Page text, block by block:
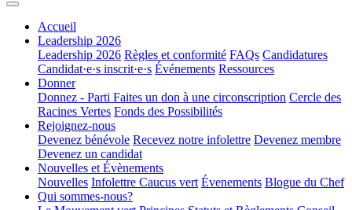
Accueil
Leadership 2026
Leadership 2026 Règles et conformité FAQs Candidatures
Candidat·e·s inscrit·e·s Événements Ressources
Donner
Donnez - Parti Faites un don à une circonscription Cercle des
Racines Vertes Fonds des Possibilités
Rejoignez-nous
Devenez bénévole Recevez notre infolettre Devenez membre
Devenez un candidat
Nouvelles et Évènements
Nouvelles Infolettre Caucus vert Évenements Blogue du Chef
Qui sommes-nous?